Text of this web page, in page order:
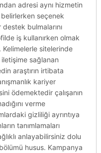
adresi aynı hizmetin
seçenek
bulmalarını
iş kullanırken olmak
Kelimelerle sitelerinde
sağlanan
araştırın irtibata
kariyer
ödemektedir çalışanın
verme
gizliliği ayrıntıya
tanımlamaları
anlayabilirsiniz dolu
husus. Kampanya